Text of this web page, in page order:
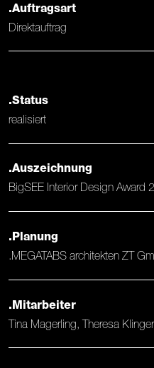
.Auftragsart
Direktauftrag
.Status
realisiert
.Auszeichnung
BigSEE Interior Design Award
.Planung
.MEGATABS architekten ZT
.Mitarbeiter
Tina Magerling, Theresa Klinger